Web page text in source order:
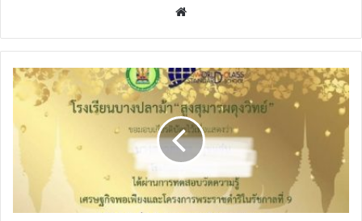
ขอ
เชิญ
แบบ
พอ
และ